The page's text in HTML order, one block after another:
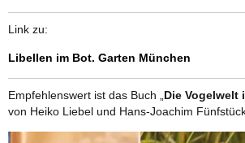
Link zu:
Libellen im Bot. Garten München
Empfehlenswert ist das Buch „ Die Vogelwelt
von Heiko Liebel und Hans-Joachim